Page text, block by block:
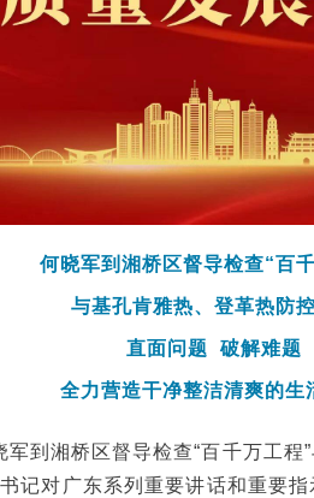
何晓军到湘桥区督导检查“百
与基孔肯雅热、登革热防
直面问题 破解难题
全力营造干净整洁清爽的生
到湘桥区督导检查“百千万工程
记对广东系列重要讲话和重要